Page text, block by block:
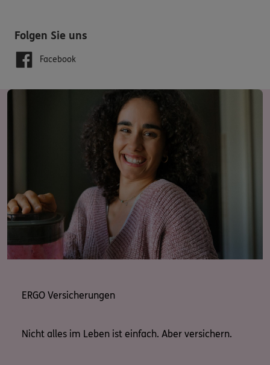
Folgen Sie uns
Facebook
ERGO Versicherungen
Nicht alles im Leben ist einfach. Aber versichern.